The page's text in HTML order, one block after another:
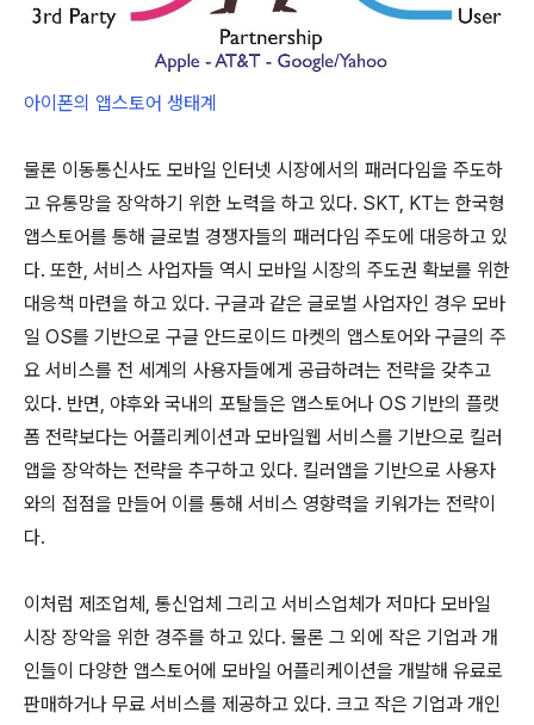
아이폰의 앱스토어 생태계
물론 이동통신사도 모바일 인터넷 시장에서의 패러다임을 주도하
고 유통망을 장악하기 위한 노력을 하고 있다. SKT, KT는 한국형
앱스토어를 통해 글로벌 경쟁자들의 패러다임 주도에 대응하고 있
다. 또한, 서비스 사업자들 역시 모바일 시장의 주도권 확보를 위한
대응책 마련을 하고 있다. 구글과 같은 글로벌 사업자인 경우 모바
일 OS를 기반으로 구글 안드로이드 마켓의 앱스토어와 구글의 주
요 서비스를 전 세계의 사용자들에게 공급하려는 전략을 갖추고
있다. 반면, 야후와 국내의 포탈들은 앱스토어나 OS 기반의 플랫
폼 전략보다는 어플리케이션과 모바일웹 서비스를 기반으로 킬러
앱을 장악하는 전략을 추구하고 있다. 킬러앱을 기반으로 사용자
와의 접점을 만들어 이를 통해 서비스 영향력을 키워가는 전략이
다.
이처럼 제조업체, 통신업체 그리고 서비스업체가 저마다 모바일
시장 장악을 위한 경주를 하고 있다. 물론 그 외에 작은 기업과 개
인들이 다양한 앱스토어에 모바일 어플리케이션을 개발해 유료로
판매하거나 무료 서비스를 제공하고 있다. 크고 작은 기업과 개인